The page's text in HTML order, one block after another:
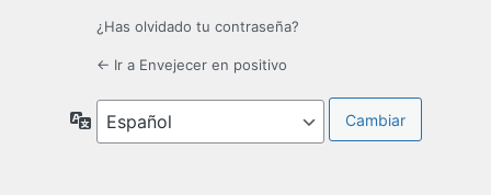
¿Has olvidado tu contraseña?
← Ir a Envejecer en positivo
Idioma